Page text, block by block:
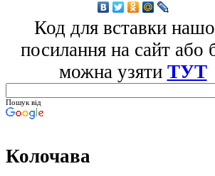
Код для вставки
посилання на сайт або
можна узяти ТУТ
Пошук від
Колочава